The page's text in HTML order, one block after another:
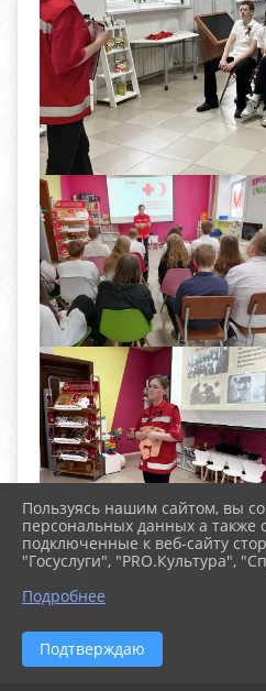
Пользуясь нашим сайтом, вы
персональных данных а также
подключенные к веб-сайту
"Госуслуги", "PRO.Культура",
Подробнее
Подтверждаю